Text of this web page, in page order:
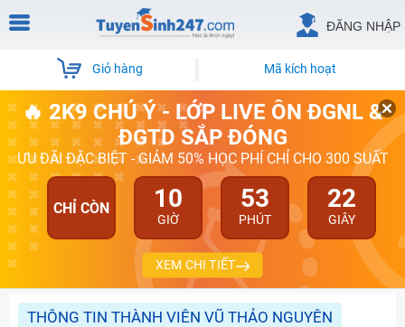
ĐĂNG NHẬP
Giỏ hàng Mã kích hoạt
🔥 2K9 CHÚ Ý - LỚP LIVE ÔN ĐGNL &
ĐGTD SẮP ĐÓNG
ƯU ĐÃI ĐẶC BIỆT - GIẢM 50% HỌC PHÍ CHỈ CHO 300 SUẤT
CHỈ CÒN 10
GIỜ
53
PHÚT
22
GIÂY
XEM CHI TIẾT
THÔNG TIN THÀNH VIÊN VŨ THẢO NGUYÊN